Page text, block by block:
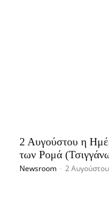
2 Αυγούστου η
των Ρομά
Newsroom - 2